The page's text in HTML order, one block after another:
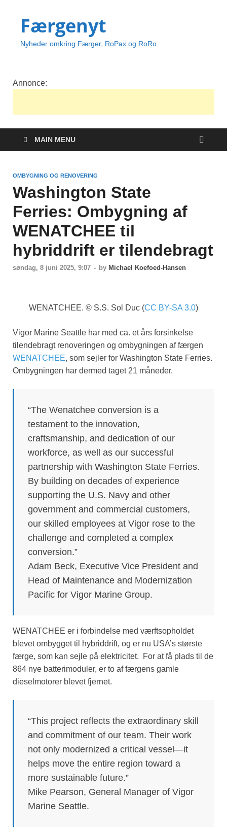
Færgenyt
Nyheder omkring Færger, RoPax og RoRo
Annonce:
MAIN MENU
OMBYGNING OG RENOVERING
Washington State
Ferries: Ombygning af
WENATCHEE til
hybriddrift er tilendebragt
søndag, 8 juni 2025, 9:07 - by Michael Koefoed-Hansen
WENATCHEE. © S.S. Sol Duc (CC BY-SA 3.0)
Vigor Marine Seattle har med ca. et års forsinkelse
tilendebragt renoveringen og ombygningen af færgen
WENATCHEE, som sejler for Washington State Ferries.
Ombygningen har dermed taget 21 måneder.
“The Wenatchee conversion is a
testament to the innovation,
craftsmanship, and dedication of our
workforce, as well as our successful
partnership with Washington State Ferries.
By building on decades of experience
supporting the U.S. Navy and other
government and commercial customers,
our skilled employees at Vigor rose to the
challenge and completed a complex
conversion.”
Adam Beck, Executive Vice President and
Head of Maintenance and Modernization
Pacific for Vigor Marine Group.
WENATCHEE er i forbindelse med værftsopholdet
blevet ombygget til hybriddrift, og er nu USA’s største
færge, som kan sejle på elektricitet. For at få plads til de
864 nye batterimoduler, er to af færgens gamle
dieselmotorer blevet fjernet.
“This project reflects the extraordinary skill
and commitment of our team. Their work
not only modernized a critical vessel—it
helps move the entire region toward a
more sustainable future.”
Mike Pearson, General Manager of Vigor
Marine Seattle.